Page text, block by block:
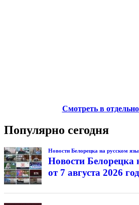
Смотреть в
Популярно сегодня
Новости Белорецка на русском
Новости Белорецка
от 7 августа 2026